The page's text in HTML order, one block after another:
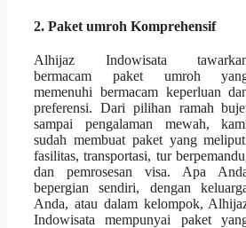
2. Paket umroh Komprehensif
Alhijaz Indowisata
bermacam paket umroh
memenuhi bermacam keperluan
preferensi. Dari pilihan ramah
sampai pengalaman mewah,
sudah membuat paket yang
fasilitas, transportasi, tur
dan pemrosesan visa. Apa
bepergian sendiri, dengan
Anda, atau dalam kelompok,
Indowisata mempunyai paket